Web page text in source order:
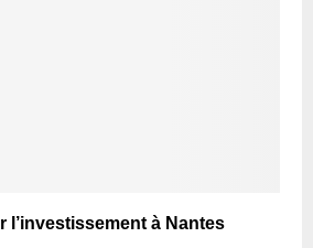
l’investissement à Nantes